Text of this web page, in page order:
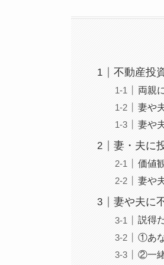
不動産投
両親
妻や
妻や
妻・夫に
価値
妻や
妻や夫に
説得
①あ
②一